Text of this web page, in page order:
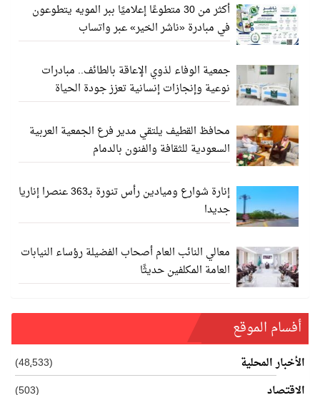
أكثر من 30 متطوعًا إعلاميًا ببر المويه يتطوعون
في مبادرة «ناشر الخير» عبر واتساب
جمعية الوفاء لذوي الإعاقة بالطائف.. مبادرات
نوعية وإنجازات إنسانية تعزز جودة الحياة
محافظ القطيف يلتقي مدير فرع الجمعية العربية
السعودية للثقافة والفنون بالدمام
إنارة شوارع وميادين رأس تنورة بـ363 عنصرا إناريا
جديدا
معالي النائب العام أصحاب الفضيلة رؤساء النيابات
العامة المكلفين حديثًا
أفسام الموقع
الأخبار المحلية
(48٬533)
الاقتصاد
(503)